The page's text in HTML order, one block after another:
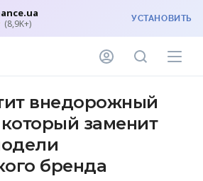
(8,9K+) УСТАНОВИТЬ
внедорожный
заменит
бренда